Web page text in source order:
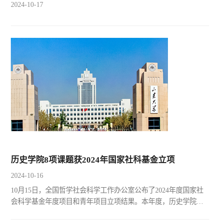
2024-10-17
历史学院8项课题获2024年国家社科基金立项
2024-10-16
10月15日，全国哲学社会科学工作办公室公布了2024年度国家社
会科学基金年度项目和青年项目立项结果。本年度，历史学院共